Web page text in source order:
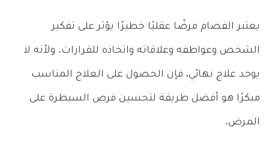
يعتبر الفصام مرضًا عقليًا خطيرًا يؤثر على تفكير
الشخص وعواطفه وعلاقاته واتخاذه للقرارات. ولأنه لا
يوجد علاج نهائي، فإن الحصول على العلاج المناسب
مبكرًا هو أفضل طريقة لتحسين فرص السيطرة على
المرض.